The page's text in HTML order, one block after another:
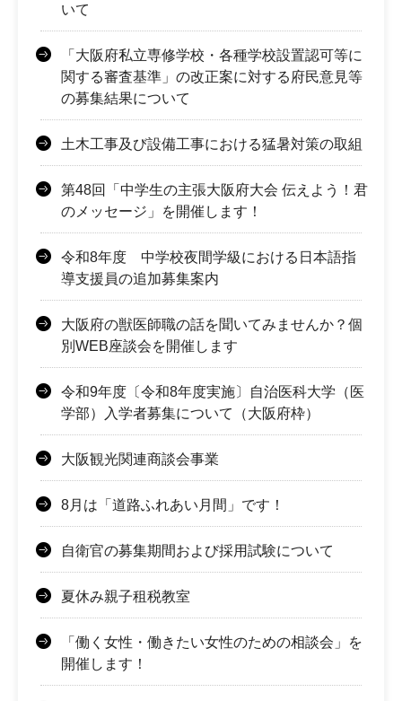
いて
「大阪府私立専修学校・各種学校設置認可等に
関する審査基準」の改正案に対する府民意見等
の募集結果について
土木工事及び設備工事における猛暑対策の取組
第48回「中学生の主張大阪府大会 伝えよう！君
のメッセージ」を開催します！
令和8年度 中学校夜間学級における日本語指
導支援員の追加募集案内
大阪府の獣医師職の話を聞いてみませんか？個
別WEB座談会を開催します
令和9年度〔令和8年度実施〕自治医科大学（医
学部）入学者募集について（大阪府枠）
大阪観光関連商談会事業
8月は「道路ふれあい月間」です！
自衛官の募集期間および採用試験について
夏休み親子租税教室
「働く女性・働きたい女性のための相談会」を
開催します！